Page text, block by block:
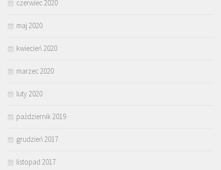
czerwiec 2020
maj 2020
kwiecień 2020
marzec 2020
luty 2020
październik 2019
grudzień 2017
listopad 2017